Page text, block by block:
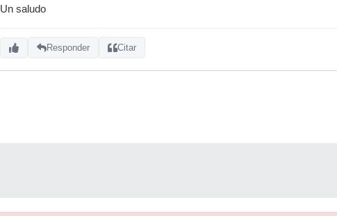
Un saludo
Responder Citar